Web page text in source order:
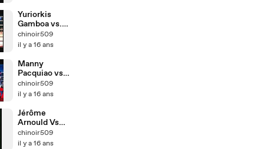
Yuriorkis
Gamboa vs.
Johnathan
Victor Barros
chinoir509
il y a 16 ans
Manny
Pacquiao vs
Joshua
Clottey __
Chinoir509
chinoir509
il y a 16 ans
Jérôme
Arnould Vs
Jamie
McDonnell __
chinoir509
il y a 16 ans